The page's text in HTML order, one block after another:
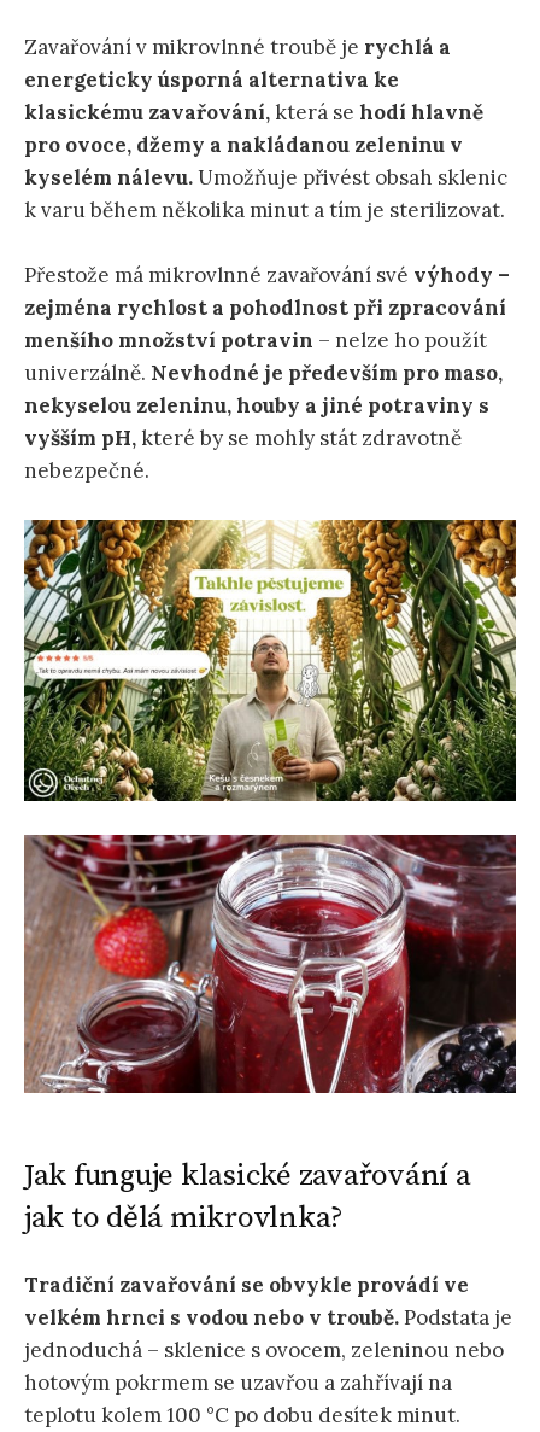
Zavařování v mikrovlnné troubě je rychlá a
energeticky úsporná alternativa ke
klasickému zavařování,která se hodí hlavně
pro ovoce, džemy a nakládanou zeleninu v
kyselém nálevu.Umožňuje přivést obsah sklenic
k varu během několika minut a tím je sterilizovat.
Přestože má mikrovlnné zavařování své výhody –
zejména rychlost a pohodlnost při zpracování
menšího množství potravin – nelze ho použít
univerzálně. Nevhodné je především pro maso,
nekyselou zeleninu, houby a jiné potraviny s
vyšším pH,které by se mohly stát zdravotně
nebezpečné.
Jak funguje klasické zavařování a
jak to dělá mikrovlnka?
Tradiční zavařování se obvykle provádí ve
velkém hrnci s vodou nebo v troubě.Podstata je
jednoduchá – sklenice s ovocem, zeleninou nebo
hotovým pokrmem se uzavřou a zahřívají na
teplotu kolem 100 °C po dobu desítek minut.